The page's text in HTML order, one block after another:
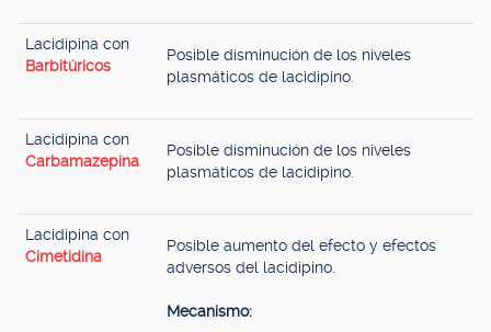
Lacidipina con
Barbitúricos
Posible disminución de los niveles
plasmáticos de lacidipino.
Lacidipina con
Carbamazepina
Posible disminución de los niveles
plasmáticos de lacidipino.
Lacidipina con
Cimetidina
Posible aumento del efecto y efectos
adversos del lacidipino.
Mecanismo: